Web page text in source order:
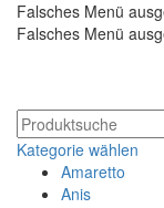
Falsches Menü
Falsches Menü
Kategorie wählen
Amaretto
Anis